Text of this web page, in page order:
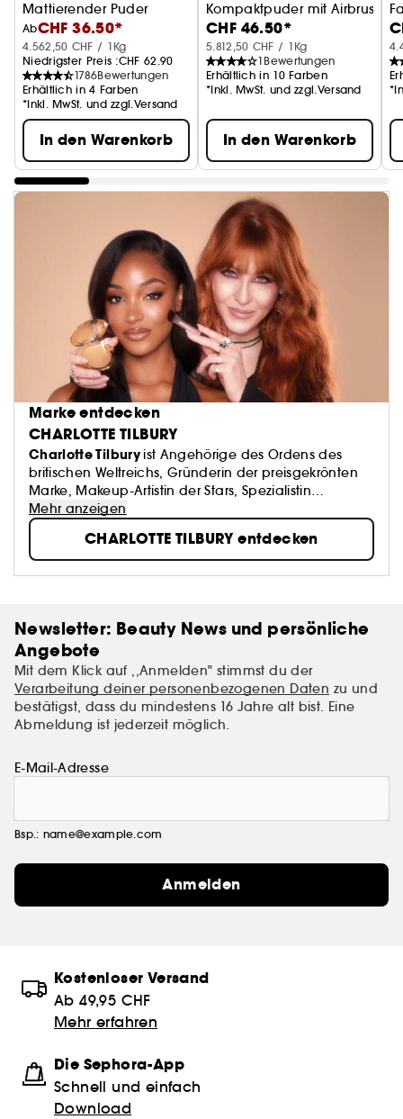
Mattierender Puder
AbCHF 36.50*
4.562,50 CHF / 1Kg
Niedrigster Preis :CHF 62.90
1786Bewertungen
Erhältlich in 4 Farben
*Inkl. MwSt. und zzgl.Versand
In den Warenkorb
Kompaktpuder mit Airbrush-
CHF 46.50*
5.812,50 CHF / 1Kg
1 Bewertungen
Erhältlich in 10 Farben
*Inkl. MwSt. und zzgl.Versand
In den Warenkorb
Marke entdecken
CHARLOTTE TILBURY
Charlotte Tilbury ist Angehörige des Ordens des
britischen Weltreichs, Gründerin der preisgekrönten
Marke, Makeup-Artistin der Stars, Spezialistin
hochwirksamer Gesichtspflege und Schöpferin
innovativer Düfte!
Mehr anzeigen
CHARLOTTE TILBURY entdecken
Newsletter: Beauty News und persönliche
Angebote
Mit dem Klick auf ,,Anmelden" stimmst du der
Verarbeitung deiner personenbezogenen Daten zu und
bestätigst, dass du mindestens 16 Jahre alt bist. Eine
Abmeldung ist jederzeit möglich.
E-Mail-Adresse
Bsp.: name@example.com
Anmelden
Kostenloser Versand
Ab 49,95 CHF
Mehr erfahren
Die Sephora-App
Schnell und einfach
Download